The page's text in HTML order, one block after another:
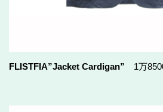
FLISTFIA”Jacket Cardigan” 1万